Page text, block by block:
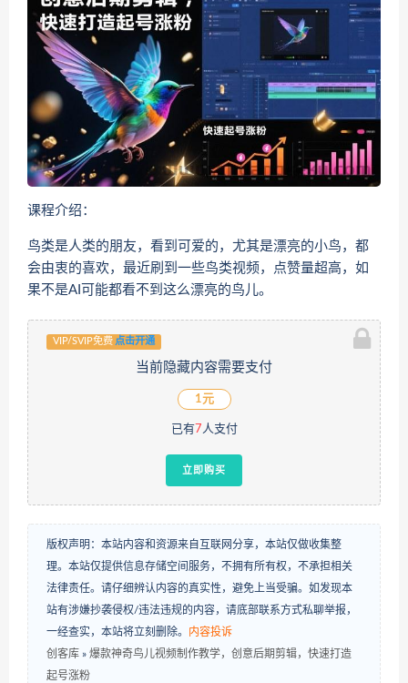
课程介绍：
鸟类是人类的朋友，看到可爱的，尤其是漂亮的小鸟，都
会由衷的喜欢，最近刷到一些鸟类视频，点赞量超高，如
果不是AI可能都看不到这么漂亮的鸟儿。
VIP/SVIP免费 点击开通
当前隐藏内容需要支付
1元
已有 7人支付
立即购买
版权声明：本站内容和资源来自互联网分享，本站仅做收集整
理。本站仅提供信息存储空间服务，不拥有所有权，不承担相关
法律责任。请仔细辨认内容的真实性，避免上当受骗。如发现本
站有涉嫌抄袭侵权/违法违规的内容，请底部联系方式私聊举报，
一经查实，本站将立刻删除。 内容投诉
创客库 » 爆款神奇鸟儿视频制作教学，创意后期剪辑，快速打造
起号涨粉